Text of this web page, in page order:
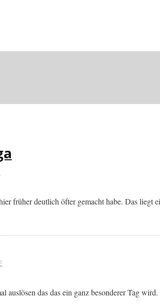
früher deutlich öfter gemacht habe. Das liegt
das das ein ganz besonderer Tag